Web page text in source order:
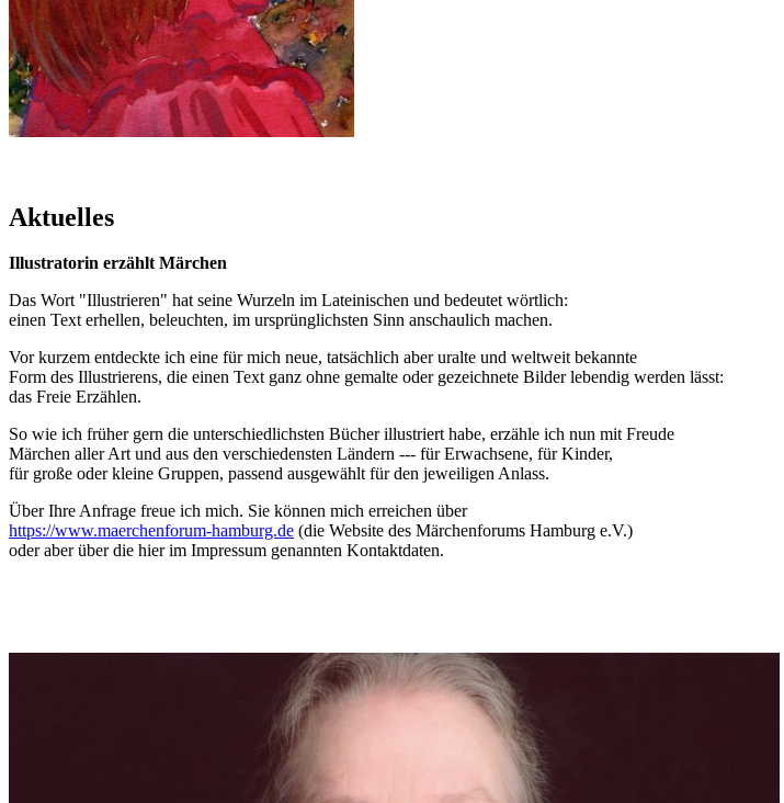
Aktuelles
Illustratorin erzählt Märchen
Das Wort "Illustrieren" hat seine Wurzeln im Lateinischen und bedeutet wörtlich:
einen Text erhellen, beleuchten, im ursprünglichsten Sinn anschaulich machen.
Vor kurzem entdeckte ich eine für mich neue, tatsächlich aber uralte und weltweit bekannte
Form des Illustrierens, die einen Text ganz ohne gemalte oder gezeichnete Bilder lebendig werden lässt:
das Freie Erzählen.
So wie ich früher gern die unterschiedlichsten Bücher illustriert habe, erzähle ich nun mit Freude
Märchen aller Art und aus den verschiedensten Ländern --- für Erwachsene, für Kinder,
für große oder kleine Gruppen, passend ausgewählt für den jeweiligen Anlass.
Über Ihre Anfrage freue ich mich. Sie können mich erreichen über
https://www.maerchenforum-hamburg.de (die Website des Märchenforums Hamburg e.V.)
oder aber über die hier im Impressum genannten Kontaktdaten.